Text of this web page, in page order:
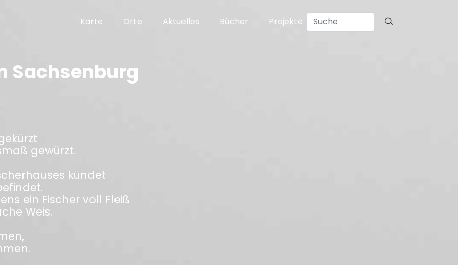
Karte Orte Aktuelles Bücher Projekte
Sachsenburg
gewürzt.
kündet
ein Fischer voll Fleiß
Weis.